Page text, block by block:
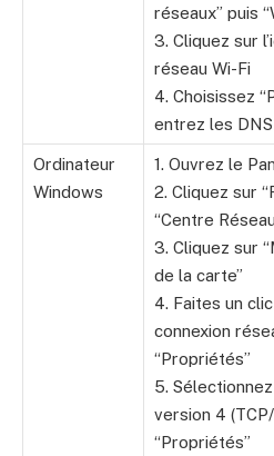
réseaux” puis
3. Cliquez sur
réseau Wi-Fi
4. Choisissez
entrez les
Ordinateur
Windows
1. Ouvrez le
2. Cliquez sur
“Centre
3. Cliquez sur
de la carte”
4. Faites un
connexion
“Propriétés”
5.
version 4
“Propriétés”